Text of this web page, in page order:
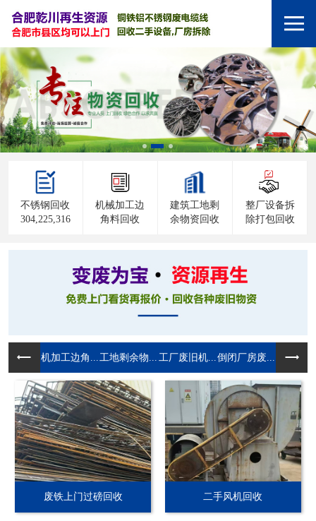
不锈钢回收
304,225,316
机械加工边
角料回收
建筑工地剩
余物资回收
整厂设备拆
除打包回收
机加工边角... 工地剩余物... 工厂废旧机... 倒闭厂房废...
废铁上门过磅回收 二手风机回收